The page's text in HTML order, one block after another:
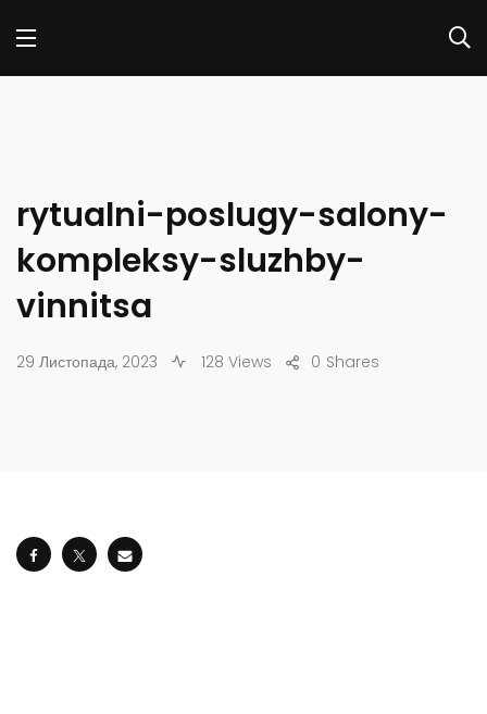
rytualni-poslugy-salony-
kompleksy-sluzhby-
vinnitsa
29 Листопада, 2023 128 Views Shares
0